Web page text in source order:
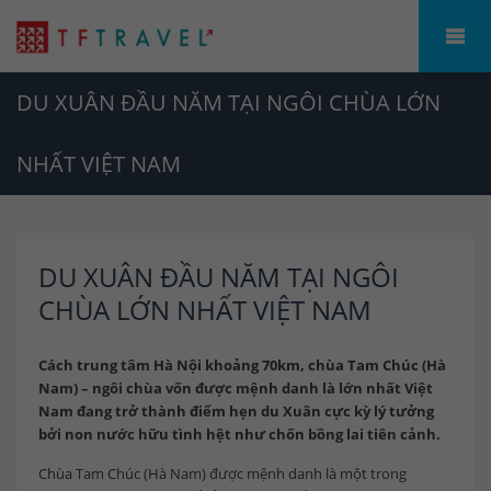
DU XUÂN ĐẦU NĂM TẠI NGÔI CHÙA LỚN
NHẤT VIỆT NAM
DU XUÂN ĐẦU NĂM TẠI NGÔI
CHÙA LỚN NHẤT VIỆT NAM
Cách trung tâm Hà Nội khoảng 70km, chùa Tam Chúc (Hà
Nam) – ngôi chùa vốn được mệnh danh là lớn nhất Việt
Nam đang trở thành điểm hẹn du Xuân cực kỳ lý tưởng
bởi non nước hữu tình hệt như chốn bồng lai tiên cảnh.
Chùa Tam Chúc (Hà Nam) được mệnh danh là một trong